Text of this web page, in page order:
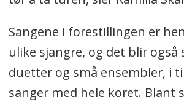
Sangene i forestillingen er
ulike sjangre, og det blir også
duetter og små ensembler, i
sanger med hele koret. Blant